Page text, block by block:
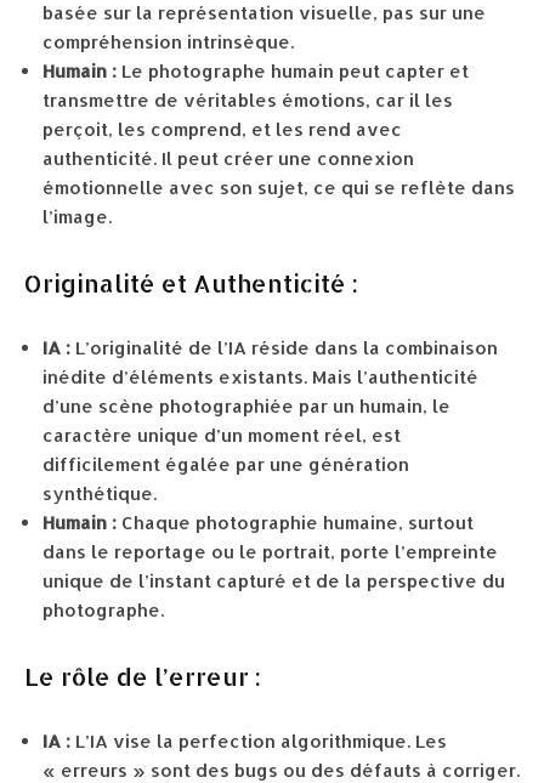
basée sur la représentation visuelle, pas sur une
compréhension intrinsèque.
Humain : Le photographe humain peut capter et
transmettre de véritables émotions, car il les
perçoit, les comprend, et les rend avec
authenticité. Il peut créer une connexion
émotionnelle avec son sujet, ce qui se reflète dans
l’image.
Originalité et Authenticité :
IA : L’originalité de l’IA réside dans la combinaison
inédite d’éléments existants. Mais l’authenticité
d’une scène photographiée par un humain, le
caractère unique d’un moment réel, est
difficilement égalée par une génération
synthétique.
Humain : Chaque photographie humaine, surtout
dans le reportage ou le portrait, porte l’empreinte
unique de l’instant capturé et de la perspective du
photographe.
Le rôle de l’erreur :
IA : L’IA vise la perfection algorithmique. Les
« erreurs » sont des bugs ou des défauts à corriger.